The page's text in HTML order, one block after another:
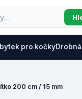
pro kočky
200 cm / 15 mm